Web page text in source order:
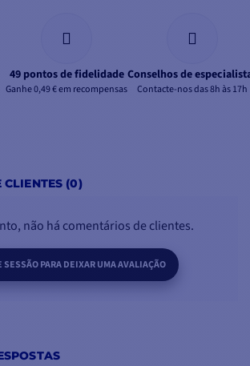
49 pontos de fidelidade
Ganhe 0,49 € em recompensas
Conselhos de
Contacte-nos das 8h às 17h
CLIENTES (0)
não há comentários de clientes.
SESSÃO PARA DEIXAR UMA AVALIAÇÃO